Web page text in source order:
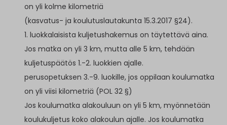
on yli kolme kilometriä
(kasvatus- ja koulutuslautakunta 15.3.2017 §24).
1. luokkalaisista kuljetushakemus on täytettävä aina.
Jos matka on yli 3 km, mutta alle 5 km, tehdään
kuljetuspäätös 1.-2. luokkien ajalle.
perusopetuksen 3.-9. luokille, jos oppilaan koulumatka
on yli viisi kilometriä (POL 32 §)
Jos koulumatka alakouluun on yli 5 km, myönnetään
koulukuljetus koko alakoulun ajalle. Jos koulumatka